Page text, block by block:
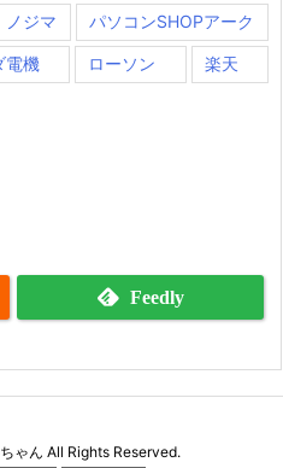
ノジマ パソコンSHOPアーク
電機 ローソン 楽天
Feedly
ゃん All Rights Reserved.